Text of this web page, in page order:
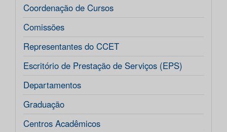
Coordenação de Cursos
Comissões
Representantes do CCET
Escritório de Prestação de Serviços (EPS)
Departamentos
Graduação
Centros Acadêmicos